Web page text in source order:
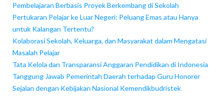
Pembelajaran Berbasis Proyek Berkembang di Sekolah
Pertukaran Pelajar ke Luar Negeri: Peluang Emas atau Hanya
untuk Kalangan Tertentu?
Kolaborasi Sekolah, Keluarga, dan Masyarakat dalam Mengatasi
Masalah Pelajar
Tata Kelola dan Transparansi Anggaran Pendidikan di Indonesia
Tanggung Jawab Pemerintah Daerah terhadap Guru Honorer
Sejalan dengan Kebijakan Nasional Kemendikbudristek